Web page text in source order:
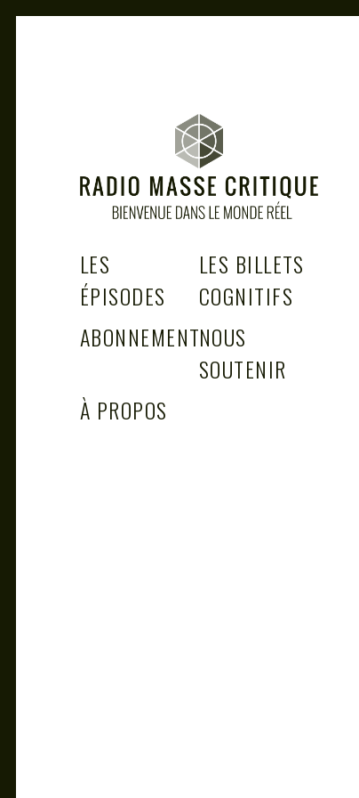
RADIO MASSE CRITIQUE
LES
ÉPISODES
LES BILLETS
COGNITIFS
ABONNEMENTNOUS
SOUTENIR
À PROPOS